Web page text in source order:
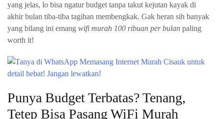
yang jelas, lo bisa ngatur budget tanpa takut kejutan kayak di
akhir bulan tiba-tiba tagihan membengkak. Gak heran sih banyak
yang bilang ini emang wifi murah 100 ribuan per bulan paling
worth it!
Punya Budget Terbatas? Tenang,
Tetep Bisa Pasang WiFi Murah